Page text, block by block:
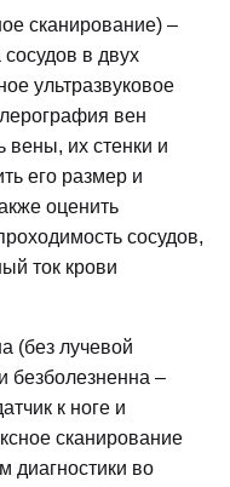
сканирование) –
сосудов в двух
ультразвуковое
вен
вены, их стенки и
его размер и
оценить
сосудов,
ток крови
(без лучевой
безболезненна –
к ноге и
сканирование
диагностики во